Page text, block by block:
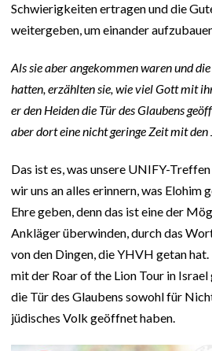
Schwierigkeiten ertragen und die
weitergeben, um einander
Als sie aber angekommen waren und
hatten, erzählten sie, wie viel Gott mit
er den Heiden die Tür des Glaubens
aber dort eine nicht geringe Zeit mit den
Das ist es, was unsere UNIFY-
wir uns an alles erinnern, was Elohim
Ehre geben, denn das ist eine der
Ankläger überwinden, durch das
von den Dingen, die YHVH getan hat.
mit der Roar of the Lion Tour in
die Tür des Glaubens sowohl für
jüdisches Volk geöffnet haben.